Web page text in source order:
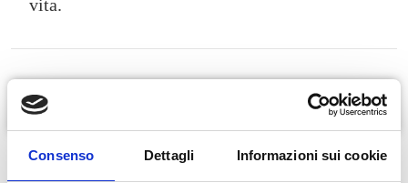
Consenso Dettagli Informazioni sui cookie
vita.
Ansia, attacchi di panico, fobie